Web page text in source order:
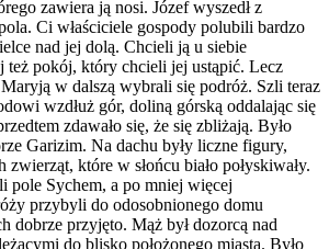
zawiera ją nosi. Józef wyszedł z
Ci właściciele gospody polubili bardzo
nad jej dolą. Chcieli ją u siebie
też pokój, który chcieli jej ustąpić. Lecz
w dalszą wybrali się podróż. Szli teraz
wzdłuż gór, doliną górską oddalając się
zdawało się, że się zbliżają. Było
Garizim. Na dachu były liczne figury,
które w słońcu biało połyskiwały.
pole Sychem, a po mniej więcej
przybyli do odosobnionego domu
dobrze przyjęto. Mąż był dozorcą nad
do blisko położonego miasta. Było